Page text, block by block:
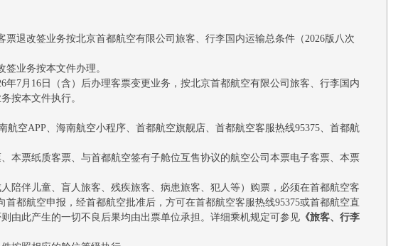
退改签业务按北京首都航空有限公司旅客、行李国内运输总条件（2026版八次
业务按本文件办理。
年7月16日（含）后办理客票变更业务，按北京首都航空有限公司旅客、行李国内
按本文件执行。
空APP、海南航空小程序、首都航空旗舰店、首都航空客服热线95375、首都航
本票纸质客票、与首都航空签有子舱位互售协议的航空公司本票电子客票、本票
陪伴儿童、盲人旅客、残疾旅客、病患旅客、犯人等）购票，必须在首都航空客
都航空申报，经首都航空批准后，方可在首都航空客服热线95375或首都航空直
由此产生的一切不良后果均由出票单位承担。详细乘机规定可参见 《旅客、行李